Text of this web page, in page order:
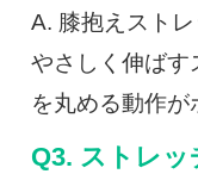
A. 膝抱えスト
やさしく伸ばす
を丸める動作が
Q3. ストレッ